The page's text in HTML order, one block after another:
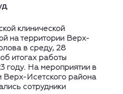
клинической
на территории Верх-
в среду, 28
итогах работы
году. На мероприятии в
Верх-Исетского района
сотрудники